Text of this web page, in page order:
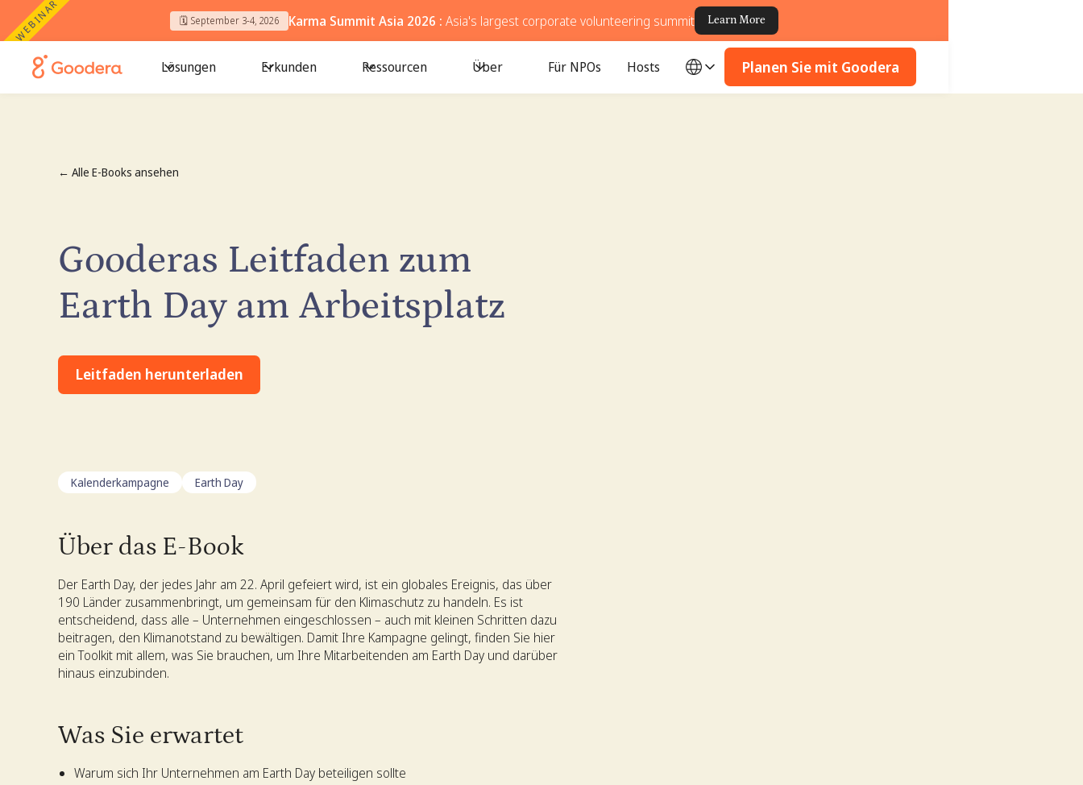
WEBINAR 🗓️ September 3-4, 2026 Karma Summit Asia 2026 : Asia's largest corporate volunteering summit Learn More
Lösungen Erkunden Ressourcen Über Für NPOs Hosts Planen Sie mit Goodera
← Alle E-Books ansehen
Gooderas Leitfaden zum
Earth Day am Arbeitsplatz
Leitfaden herunterladen
Kalenderkampagne Earth Day
Über das E-Book
Der Earth Day, der jedes Jahr am 22. April gefeiert wird, ist ein globales Ereignis, das über
190 Länder zusammenbringt, um gemeinsam für den Klimaschutz zu handeln. Es ist
entscheidend, dass alle – Unternehmen eingeschlossen – auch mit kleinen Schritten dazu
beitragen, den Klimanotstand zu bewältigen. Damit Ihre Kampagne gelingt, finden Sie hier
ein Toolkit mit allem, was Sie brauchen, um Ihre Mitarbeitenden am Earth Day und darüber
hinaus einzubinden.
Was Sie erwartet
Warum sich Ihr Unternehmen am Earth Day beteiligen sollte